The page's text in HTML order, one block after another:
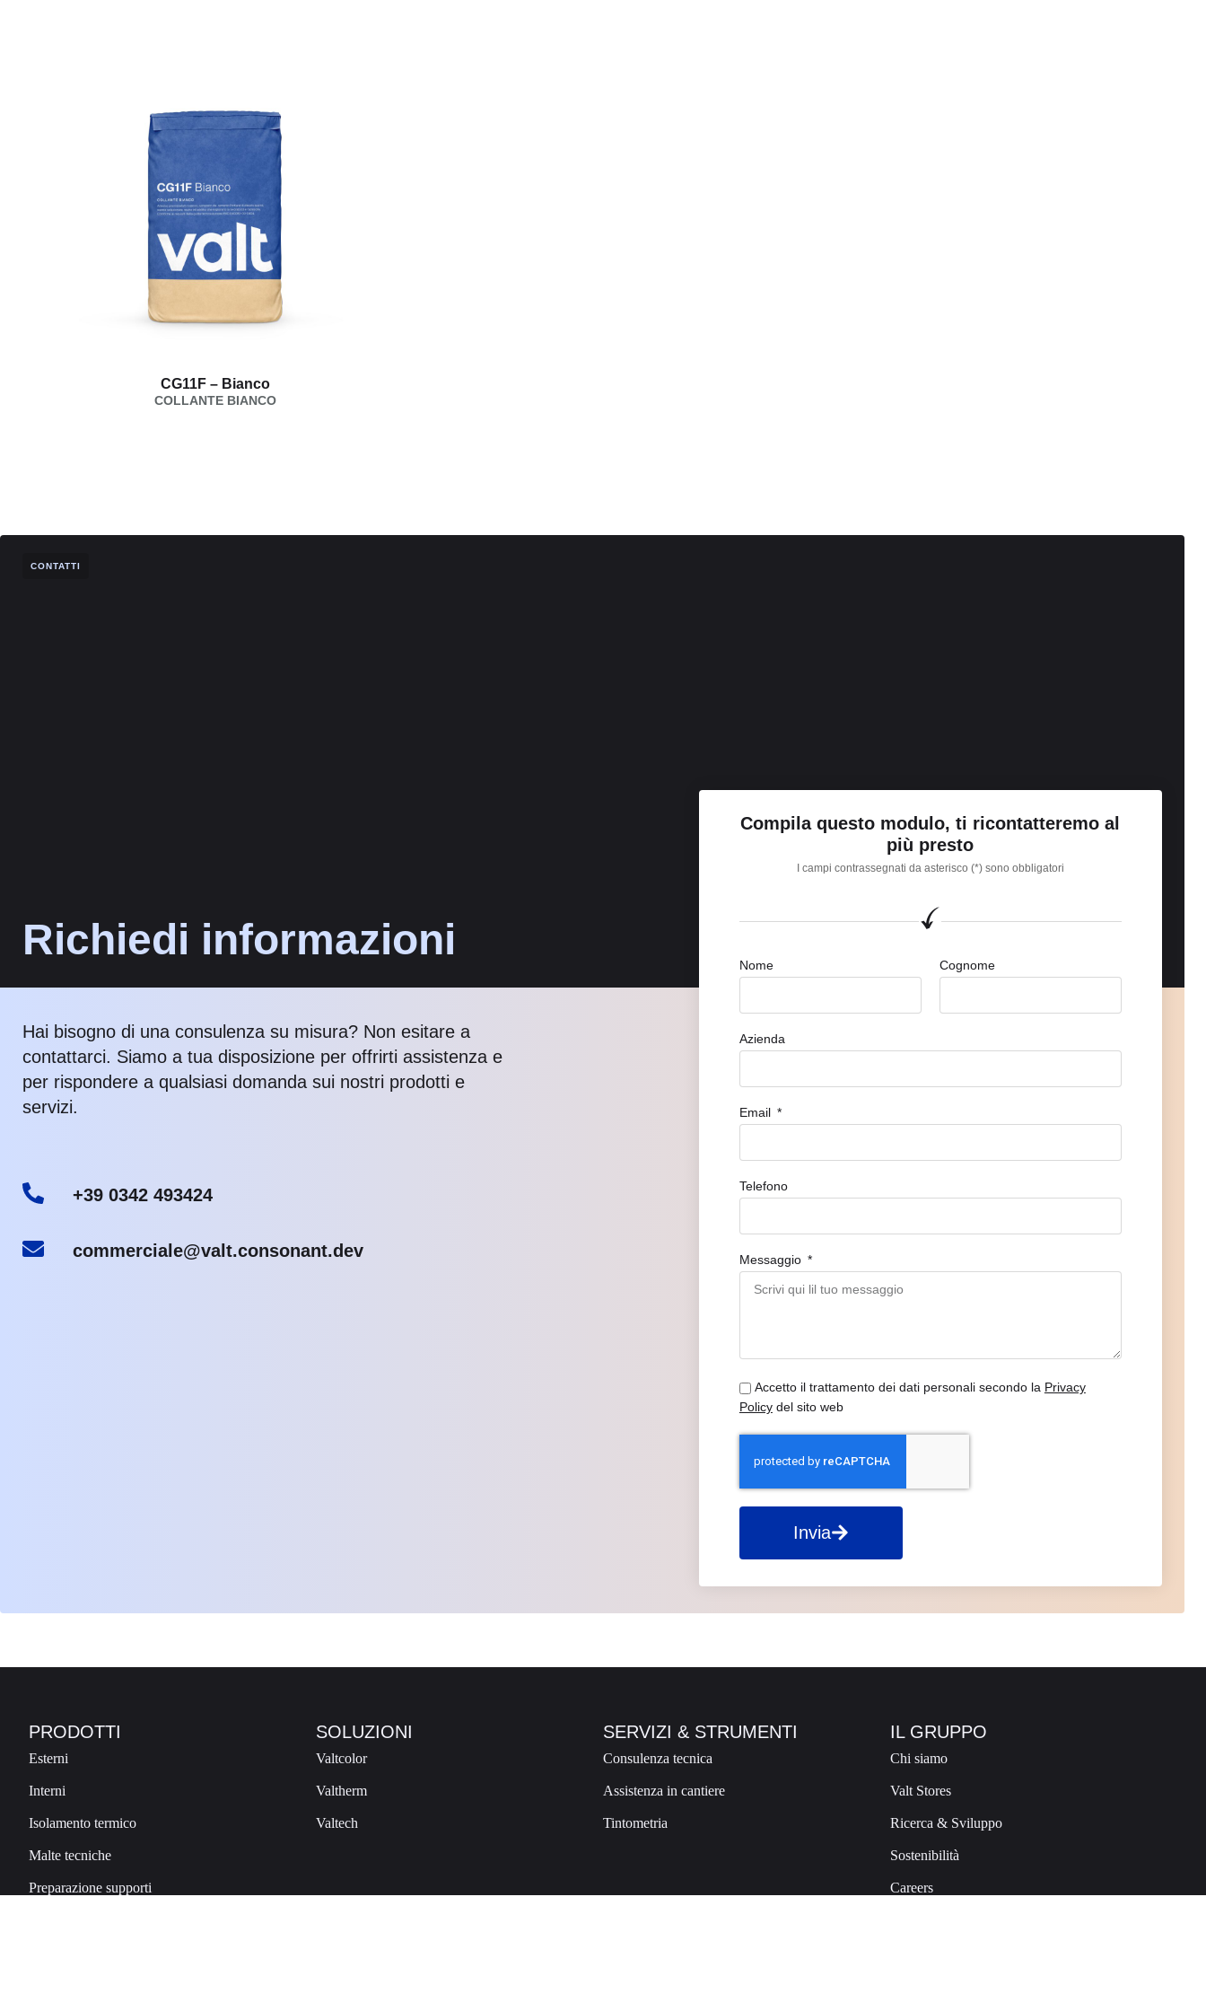
CG11F – Bianco
COLLANTE BIANCO
CONTATTI
Richiedi informazioni
Hai bisogno di una consulenza su misura? Non esitare a
contattarci. Siamo a tua disposizione per offrirti assistenza e
per rispondere a qualsiasi domanda sui nostri prodotti e
servizi.
+39 0342 493424
commerciale@valt.consonant.dev
Compila questo modulo, ti ricontatteremo al
più presto
I campi contrassegnati da asterisco (*) sono obbligatori
Nome Cognome
Azienda
Email
Telefono
Messaggio
Accetto il trattamento dei dati personali secondo la Privacy
Policydel sito web
Invia
PRODOTTI
Esterni
Interni
Isolamento termico
Malte tecniche
Preparazione supporti
SOLUZIONI
Valtcolor
Valtherm
Valtech
SERVIZI & STRUMENTI
Consulenza tecnica
Assistenza in cantiere
Tintometria
IL GRUPPO
Chi siamo
Valt Stores
Ricerca & Sviluppo
Sostenibilità
Careers